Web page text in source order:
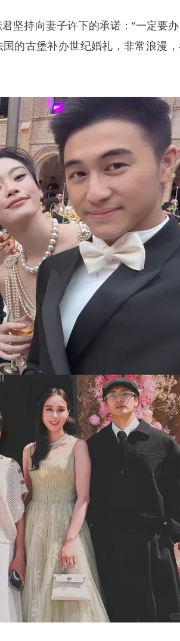
坚持向妻子许下的承诺：“一定要
的古堡补办世纪婚礼，非常浪漫